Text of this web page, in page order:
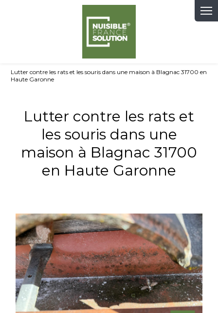
Lutter contre les rats et les souris dans une maison à Blagnac 31700 en
Haute Garonne
Lutter contre les rats et
les souris dans une
maison à Blagnac 31700
en Haute Garonne
Panneau de gestion des cookies